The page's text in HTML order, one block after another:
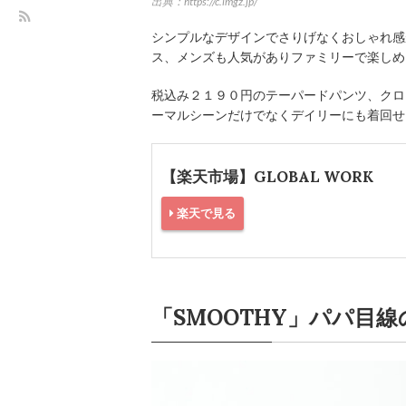
シンプルなデザインでさりげなくおしゃれ
ス、メンズも人気がありファミリーで楽し
税込み２１９０円のテーパードパンツ、ク
ーマルシーンだけでなくデイリーにも着回
【楽天市場】GLOBAL WORK
楽天で見る
「SMOOTHY」パパ目